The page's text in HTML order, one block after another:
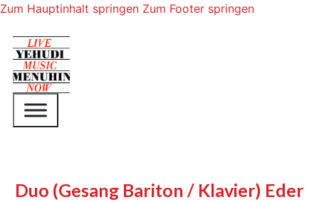
Zum Hauptinhalt springen Zum Footer springen
Duo (Gesang Bariton / Klavier) Eder